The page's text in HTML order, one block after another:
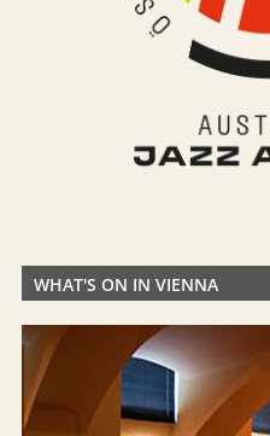
WHAT'S ON IN VIENNA